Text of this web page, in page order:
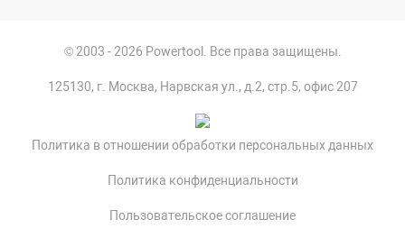
© 2003 - 2026 Powertool. Все права защищены.
125130, г. Москва, Нарвская ул., д.2, стр.5, офис 207
Политика в отношении обработки персональных данных
Политика конфиденциальности
Пользовательское соглашение